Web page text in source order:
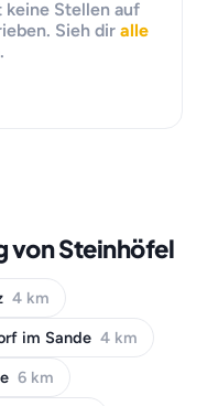
keine Stellen auf
Sieh dir alle
von Steinhöfel
4 km
im Sande 4 km
6 km